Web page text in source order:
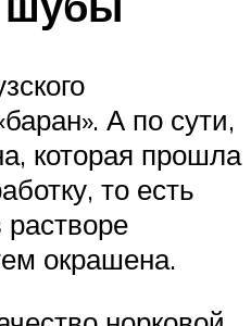
А по сути,
которая прошла
то есть
окрашена.